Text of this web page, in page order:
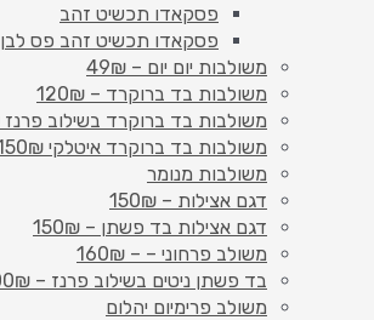
פסקאדו תכשיט זהב
פסקאדו תכשיט זהב פס לבן
משולבות יום יום – 49₪
משולבות בד ברוקרד – 120₪
משולבות בד ברוקרד בשילוב פרנז 130₪
משולבות בד ברוקרד איטלקי 150₪
משולבות מנומר
דגם אצילות – 150₪
דגם אצילות בד פשתן – 150₪
משולב פרחוני – – 160₪
בד פשתן ניטים בשילוב פרנז – 100₪
משולב פרימיום יהלום